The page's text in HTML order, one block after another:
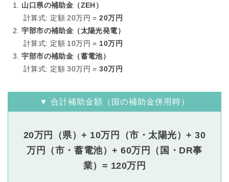
山口県の補助金（ZEH）
計算式: 定額 20万円 =20万円
宇部市の補助金（太陽光発電）
計算式: 定額 10万円 = 10万円
宇部市の補助金（蓄電池）
計算式: 定額 30万円 =30万円
▼ 合計補助金額（国の補助金併用時）
20万円（県）+ 10万円（市・太陽光）+ 30
万円（市・蓄電池）+ 60万円（国・DR事
業）= 120万円